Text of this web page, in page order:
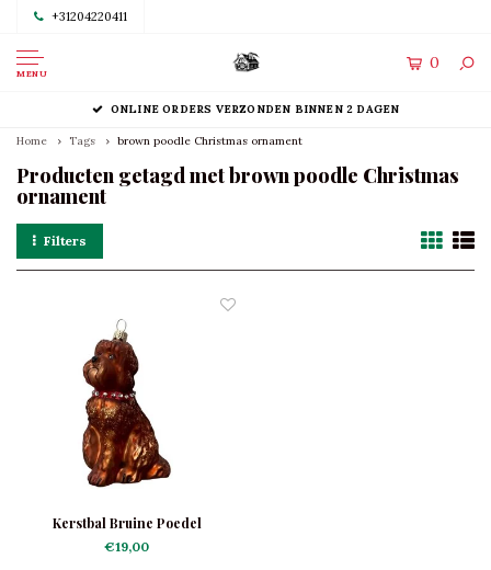
+31204220411
MENU
0
ONLINE ORDERS VERZONDEN BINNEN 2 DAGEN
Home Tags brown poodle Christmas ornament
Producten getagd met brown poodle Christmas
ornament
Filters
Kerstbal Bruine Poedel
€19,00